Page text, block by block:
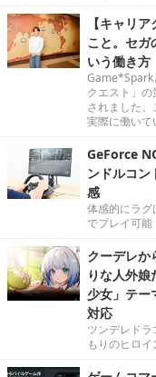
【キャリ
こと。セガ
いう働き方
Game*Spark
クエスト」
されました
実際に働いて
GeForce
ンドルコン
感
体感的にラグ
でプレイ可能
クーデレか
りな人外
少女」テー
対応
ツンデレド
もりのヒロイ